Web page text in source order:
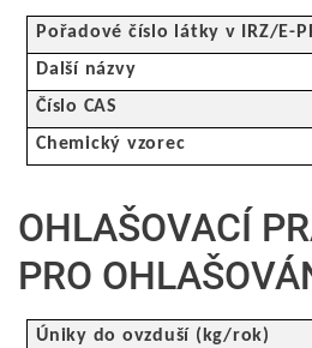
Pořadové číslo látky v IRZ/E-
Další názvy
Číslo CAS
Chemický vzorec
OHLAŠOVACÍ
PRO
Úniky do ovzduší (kg/rok)